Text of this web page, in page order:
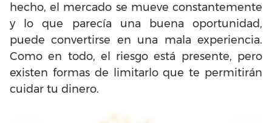
hecho, el mercado se mueve constantemente
y lo que parecía una buena oportunidad,
puede convertirse en una mala experiencia.
Como en todo, el riesgo está presente, pero
existen formas de limitarlo que te permitirán
cuidar tu dinero.